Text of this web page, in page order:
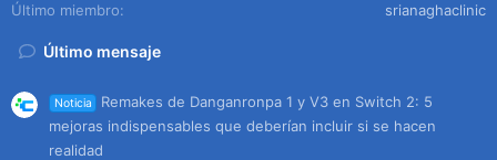
Último miembro
srianaghaclinic
Último mensaje
Noticia
Remakes de Danganronpa 1 y V3 en Switch 2: 5
mejoras indispensables que deberían incluir si se hacen
realidad